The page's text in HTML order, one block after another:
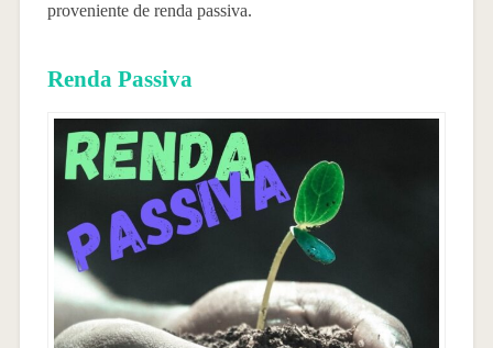
proveniente de renda passiva.
Renda Passiva